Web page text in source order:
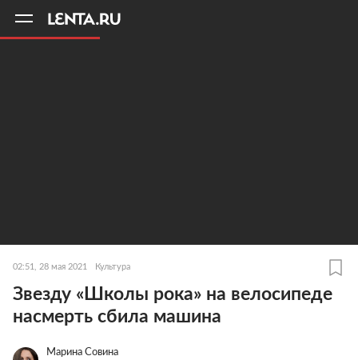
02:51, 28 мая 2021 Культура
Звезду «Школы рока» на велосипеде
насмерть сбила машина
Марина Совина